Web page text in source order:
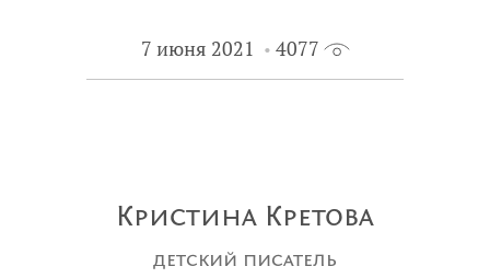
7 июня 2021 4077
Кристина Кретова
детский писатель